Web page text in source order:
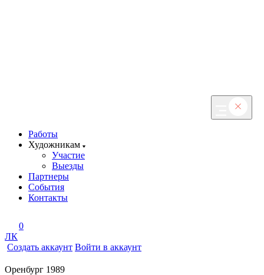
Работы
Художникам
Участие
Выезды
Партнеры
События
Контакты
0
ЛК
Создать аккаунт Войти в аккаунт
Оренбург 1989